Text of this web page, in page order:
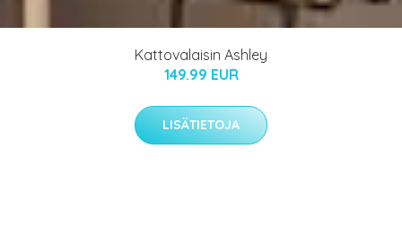
Kattovalaisin Ashley
149.99 EUR
LISÄTIETOJA